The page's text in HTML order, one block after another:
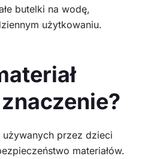
butelki na wodę,
użytkowaniu.
przez dzieci
materiałów.